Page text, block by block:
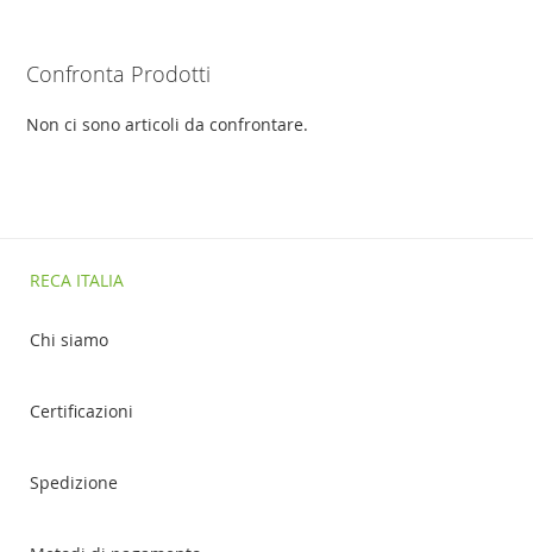
Confronta Prodotti
Non ci sono articoli da confrontare.
RECA ITALIA
Chi siamo
Certificazioni
Spedizione